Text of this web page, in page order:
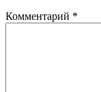
Комментарий *